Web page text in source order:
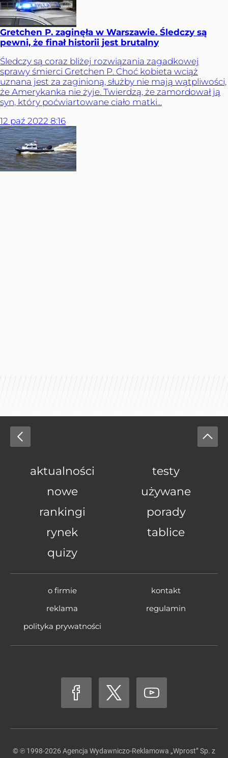
Gretchen P. zaginęła w Warszawie. Śledczy są
pewni, że finał historii jest brutalny
Śledczy są coraz bliżej rozwiązania zagadkowej
sprawy śmierci Gretchen P. Choć kobieta wciąż
uznana jest za zaginioną, służby nie mają wątpliwości,
że Amerykanka nie żyje. Twierdzą, że zamordował ją
syn, który poćwiartowane ciało matki...
12 paź 2022 8:16
aktualności
testy
nowe
używane
rankingi
porady
rynek
tablice
quizy
o firmie
kontakt
reklama
regulamin
polityka prywatności
© ℗ 1998-2026 Agencja Wydawniczo-Reklamowa „Wprost” Sp. z